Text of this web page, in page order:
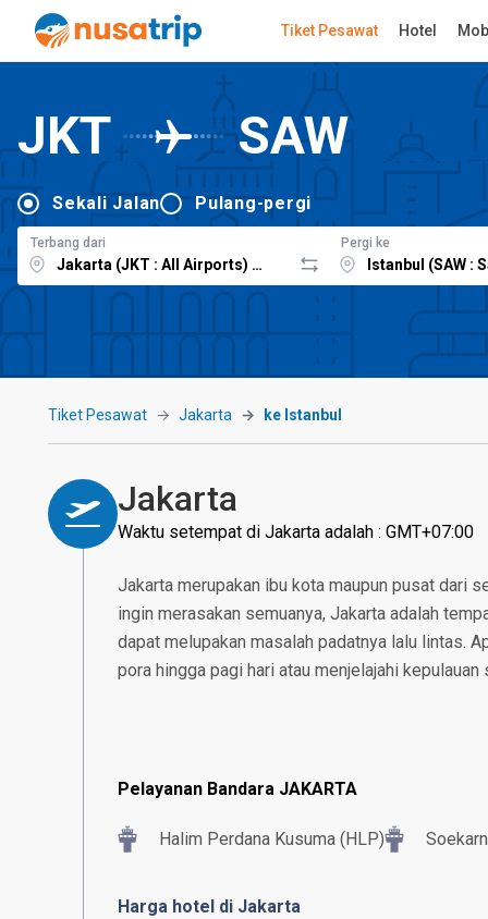
Tiket Pesawat Hotel
JKT SAW
Sekali Jalan Pulang-pergi
Terbang dari Pergi ke
Tiket Pesawat Jakarta ke Istanbul
Jakarta
Waktu setempat di Jakarta adalah : GMT+07:00
Jakarta merupakan ibu kota maupun pusat dari
ingin merasakan semuanya, Jakarta adalah
dapat melupakan masalah padatnya lalu lintas.
pora hingga pagi hari atau menjelajahi
Pelayanan Bandara JAKARTA
Halim Perdana Kusuma (HLP)
Harga hotel di Jakarta